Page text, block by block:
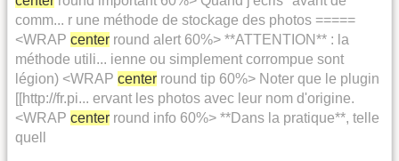
comm... r une méthode de stockage des photos =====
<WRAP center round alert 60%> **ATTENTION** : la
méthode utili... ienne ou simplement corrompue sont
légion) <WRAP center round tip 60%> Noter que le plugin
[[http://fr.pi... ervant les photos avec leur nom d'origine.
<WRAP center round info 60%> **Dans la pratique**, telle
quell